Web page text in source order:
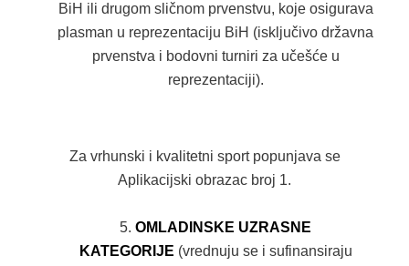
BiH ili drugom sličnom prvenstvu, koje osigurava
plasman u reprezentaciju BiH (isključivo državna
prvenstva i bodovni turniri za učešće u
reprezentaciji).
Za vrhunski i kvalitetni sport popunjava se
Aplikacijski obrazac broj 1.
OMLADINSKE UZRASNE
KATEGORIJE (vrednuju se i sufinansiraju